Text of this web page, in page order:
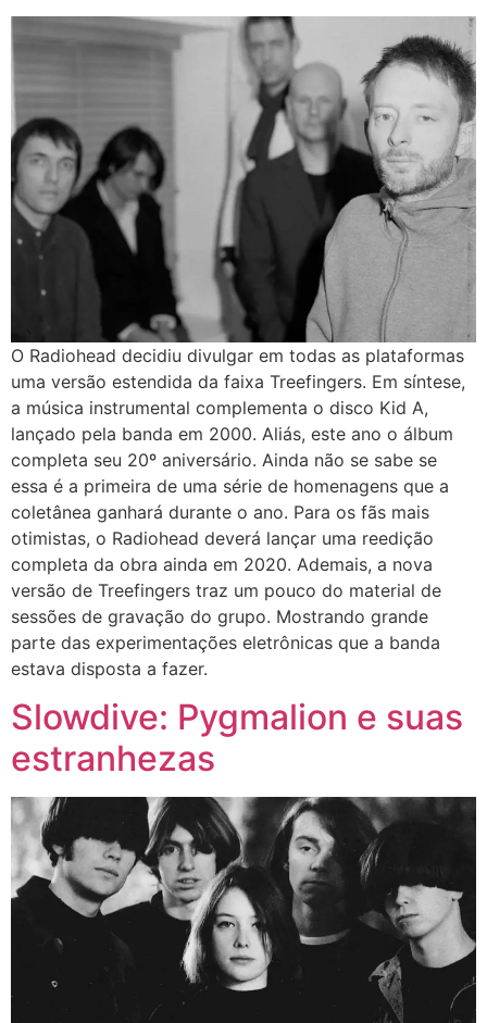
O Radiohead decidiu divulgar em todas as plataformas
uma versão estendida da faixa Treefingers. Em síntese,
a música instrumental complementa o disco Kid A,
lançado pela banda em 2000. Aliás, este ano o álbum
completa seu 20º aniversário. Ainda não se sabe se
essa é a primeira de uma série de homenagens que a
coletânea ganhará durante o ano. Para os fãs mais
otimistas, o Radiohead deverá lançar uma reedição
completa da obra ainda em 2020. Ademais, a nova
versão de Treefingers traz um pouco do material de
sessões de gravação do grupo. Mostrando grande
parte das experimentações eletrônicas que a banda
estava disposta a fazer.
Slowdive: Pygmalion e suas
estranhezas